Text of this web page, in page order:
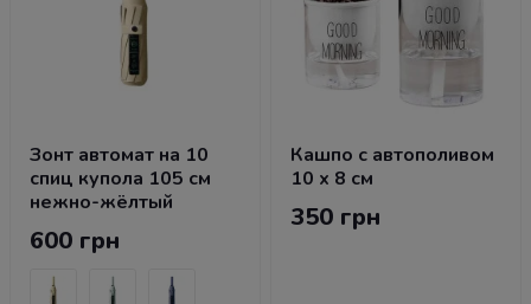
Зонт автомат на 10
спиц купола 105 см
нежно-жёлтый
600 грн
Кашпо с автополивом
10 х 8 см
350 грн